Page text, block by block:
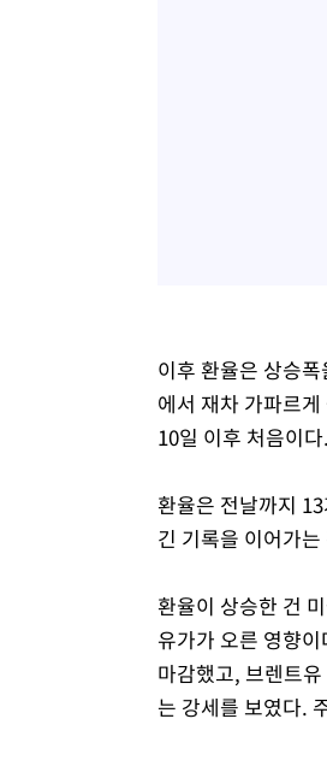
이후 환율은 상승
에서 재차 가파르
10일 이후 처음이다.
환율은 전날까지
긴 기록을 이어가
환율이 상승한 건
유가가 오른 영향
마감했고, 브렌트
는 강세를 보였다.